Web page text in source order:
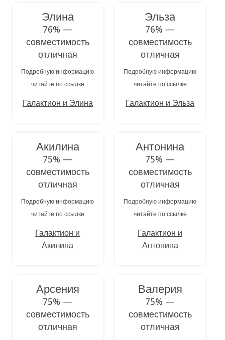
Элина
76% —
совместимость
отличная
Подробную информацию
читайте по ссылке
Галактион и Элина
Эльза
76% —
совместимость
отличная
Подробную информацию
читайте по ссылке
Галактион и Эльза
Акилина
75% —
совместимость
отличная
Подробную информацию
читайте по ссылке
Галактион и
Акилина
Антонина
75% —
совместимость
отличная
Подробную информацию
читайте по ссылке
Галактион и
Антонина
Арсения
75% —
совместимость
отличная
Валерия
75% —
совместимость
отличная